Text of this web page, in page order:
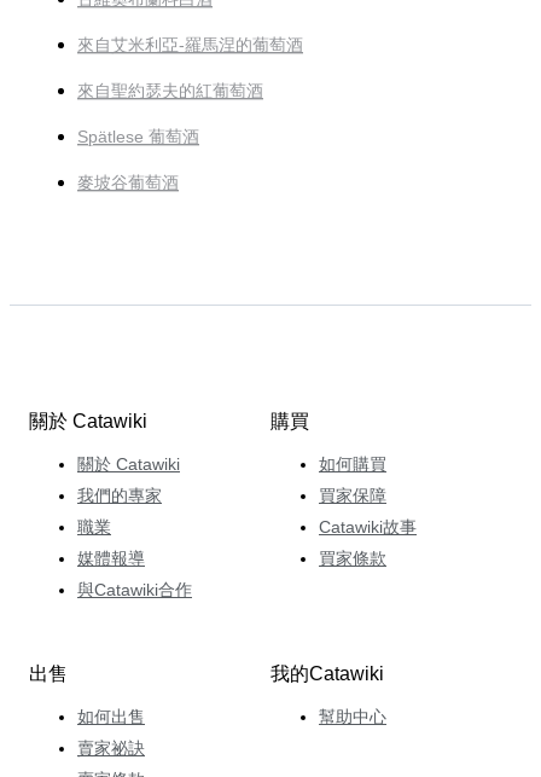
來自艾米利亞-羅馬涅的葡萄酒
來自聖約瑟夫的紅葡萄酒
Spätlese 葡萄酒
麥坡谷葡萄酒
關於 Catawiki
關於 Catawiki
我們的專家
職業
媒體報導
與Catawiki合作
購買
如何購買
買家保障
Catawiki故事
買家條款
出售
如何出售
賣家祕訣
我的Catawiki
幫助中心